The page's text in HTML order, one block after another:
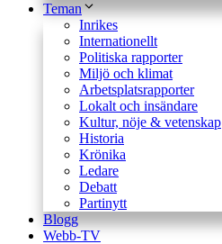
Teman
Inrikes
Internationellt
Politiska rapporter
Miljö och klimat
Arbetsplatsrapporter
Lokalt och insändare
Kultur, nöje & vetenskap
Historia
Krönika
Ledare
Debatt
Partinytt
Blogg
Webb-TV